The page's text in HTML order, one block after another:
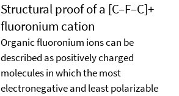
Structural proof of a [C–F–C]+
ﬂuoronium cation
Organic ﬂuoronium ions can be
described as positively charged
molecules in which the most
electronegative and least polarizable